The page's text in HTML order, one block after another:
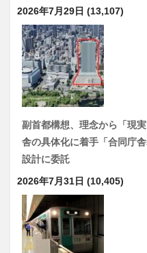
2026年7月29日 (13,107)
副首都構想、理念から「現
舎の具体化に着手「合同庁
設計に委託
2026年7月31日 (10,405)